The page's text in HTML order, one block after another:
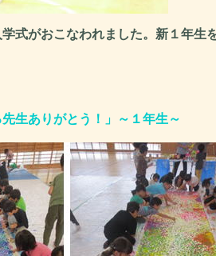
式がおこなわれました。新１年
先生ありがとう！」～１年生～